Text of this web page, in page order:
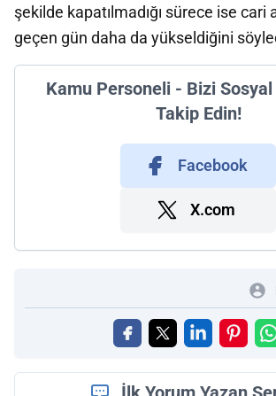
şekilde kapatılmadığı sürece ise cari
geçen gün daha da yükseldiğini
Kamu Personeli - Bizi
Takip Edin!
Facebook
X.com